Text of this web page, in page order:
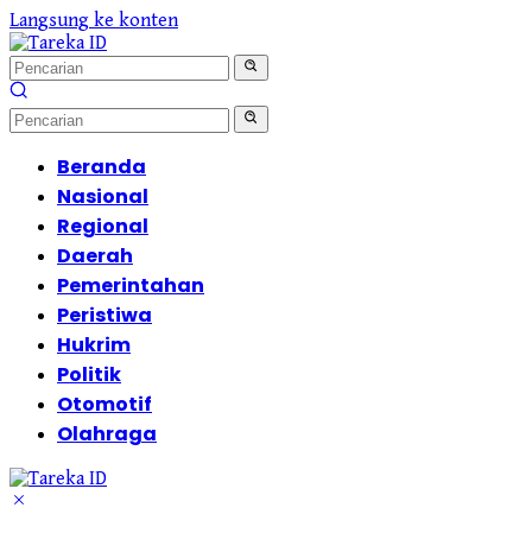
Langsung ke konten
Beranda
Nasional
Regional
Daerah
Pemerintahan
Peristiwa
Hukrim
Politik
Otomotif
Olahraga